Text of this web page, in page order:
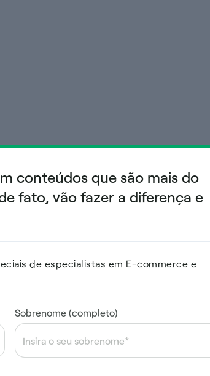
conteúdos que são mais do
fato, vão fazer a diferença e
de especialistas em E-commerce e
Sobrenome (completo)